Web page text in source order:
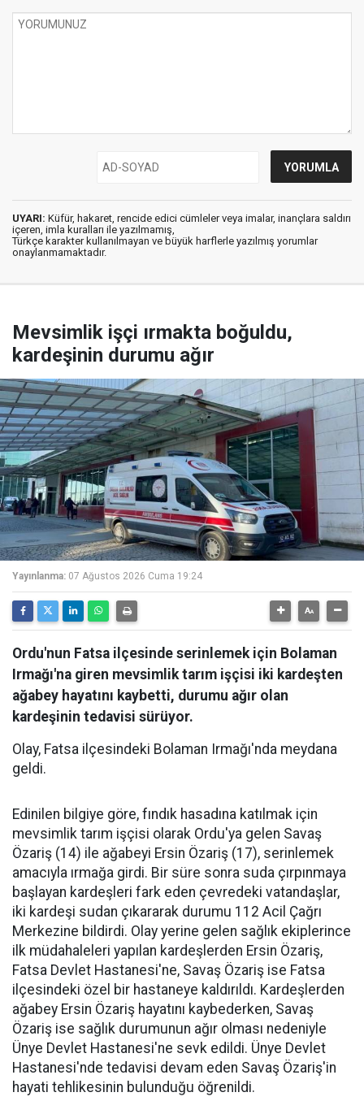
UYARI: Küfür, hakaret, rencide edici cümleler veya imalar, inançlara saldırı
içeren, imla kuralları ile yazılmamış,
Türkçe karakter kullanılmayan ve büyük harflerle yazılmış yorumlar
onaylanmamaktadır.
Mevsimlik işçi ırmakta boğuldu,
kardeşinin durumu ağır
Yayınlanma: 07 Ağustos 2026 Cuma 19:24
Ordu'nun Fatsa ilçesinde serinlemek için Bolaman
Irmağı'na giren mevsimlik tarım işçisi iki kardeşten
ağabey hayatını kaybetti, durumu ağır olan
kardeşinin tedavisi sürüyor.
Olay, Fatsa ilçesindeki Bolaman Irmağı'nda meydana
geldi.
Edinilen bilgiye göre, fındık hasadına katılmak için
mevsimlik tarım işçisi olarak Ordu'ya gelen Savaş
Özariş (14) ile ağabeyi Ersin Özariş (17), serinlemek
amacıyla ırmağa girdi. Bir süre sonra suda çırpınmaya
başlayan kardeşleri fark eden çevredeki vatandaşlar,
iki kardeşi sudan çıkararak durumu 112 Acil Çağrı
Merkezine bildirdi. Olay yerine gelen sağlık ekiplerince
ilk müdahaleleri yapılan kardeşlerden Ersin Özariş,
Fatsa Devlet Hastanesi'ne, Savaş Özariş ise Fatsa
ilçesindeki özel bir hastaneye kaldırıldı. Kardeşlerden
ağabey Ersin Özariş hayatını kaybederken, Savaş
Özariş ise sağlık durumunun ağır olması nedeniyle
Ünye Devlet Hastanesi'ne sevk edildi. Ünye Devlet
Hastanesi'nde tedavisi devam eden Savaş Özariş'in
hayati tehlikesinin bulunduğu öğrenildi.